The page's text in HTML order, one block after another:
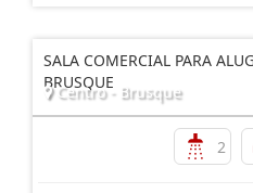
SALA COMERCIAL PARA
BRUSQUE
Centro - Brusque
2